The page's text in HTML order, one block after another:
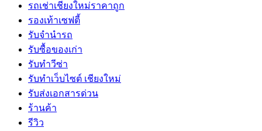
รถเช่าเชียงใหม่ราคาถูก
รองเท้าเซฟตี้
รับจำนำรถ
รับซื้อของเก่า
รับทำวีซ่า
รับทำเว็บไซต์ เชียงใหม่
รับส่งเอกสารด่วน
ร้านค้า
รีวิว